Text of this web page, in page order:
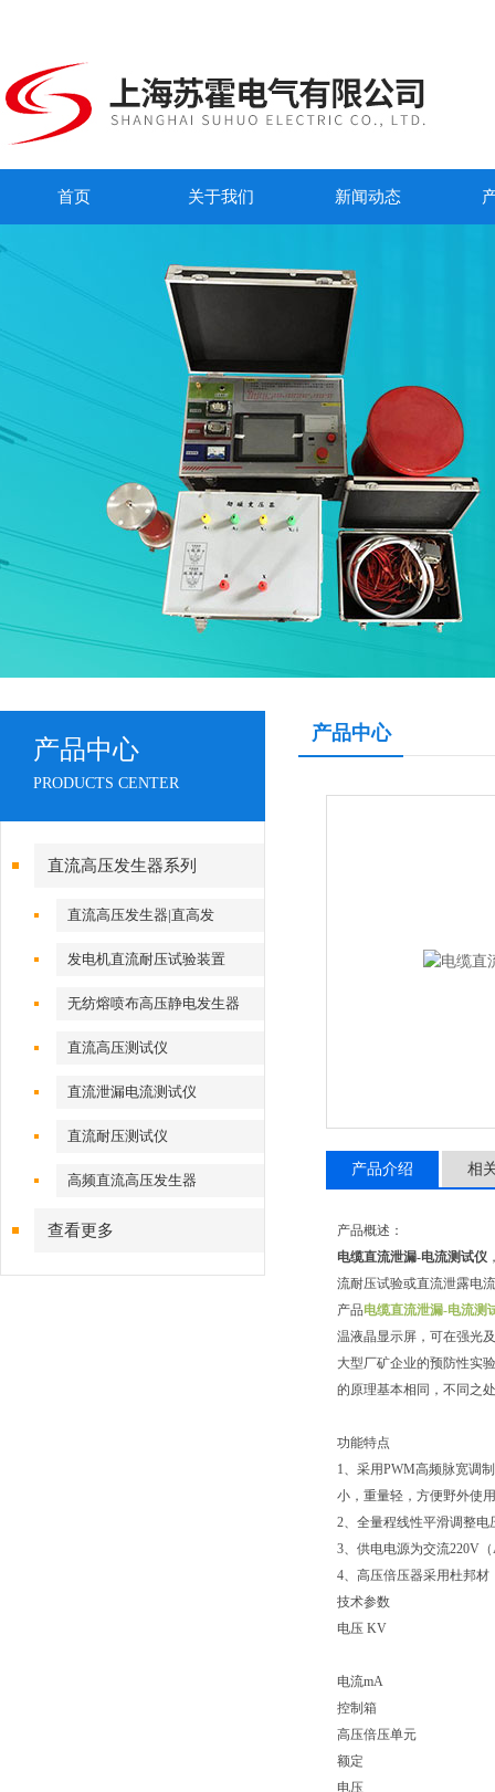
首页 关于我们 新闻动态
产品中心
PRODUCTS CENTER
直流高压发生器系列
直流高压发生器|直高发
发电机直流耐压试验装置
无纺熔喷布高压静电发生器
直流高压测试仪
直流泄漏电流测试仪
直流耐压测试仪
高频直流高压发生器
查看更多
产品中心
产品介绍 相
产品概述：
电缆直流泄漏-电流测试仪
流耐压试验或直流泄露电
产品电缆直流泄漏-电流测
温液晶显示屏，可在强光
大型厂矿企业的预防性实
的原理基本相同，不同之
功能特点
1、采用PWM高频脉宽调
小，重量轻，方便野外使
2、全量程线性平滑调整电
3、供电电源为交流220V
4、高压倍压器采用杜邦材
技术参数
电压 KV
电流mA
控制箱
高压倍压单元
额定
电压